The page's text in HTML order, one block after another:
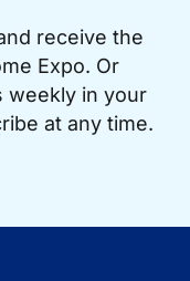
receive the
Expo. Or
weekly in your
at any time.